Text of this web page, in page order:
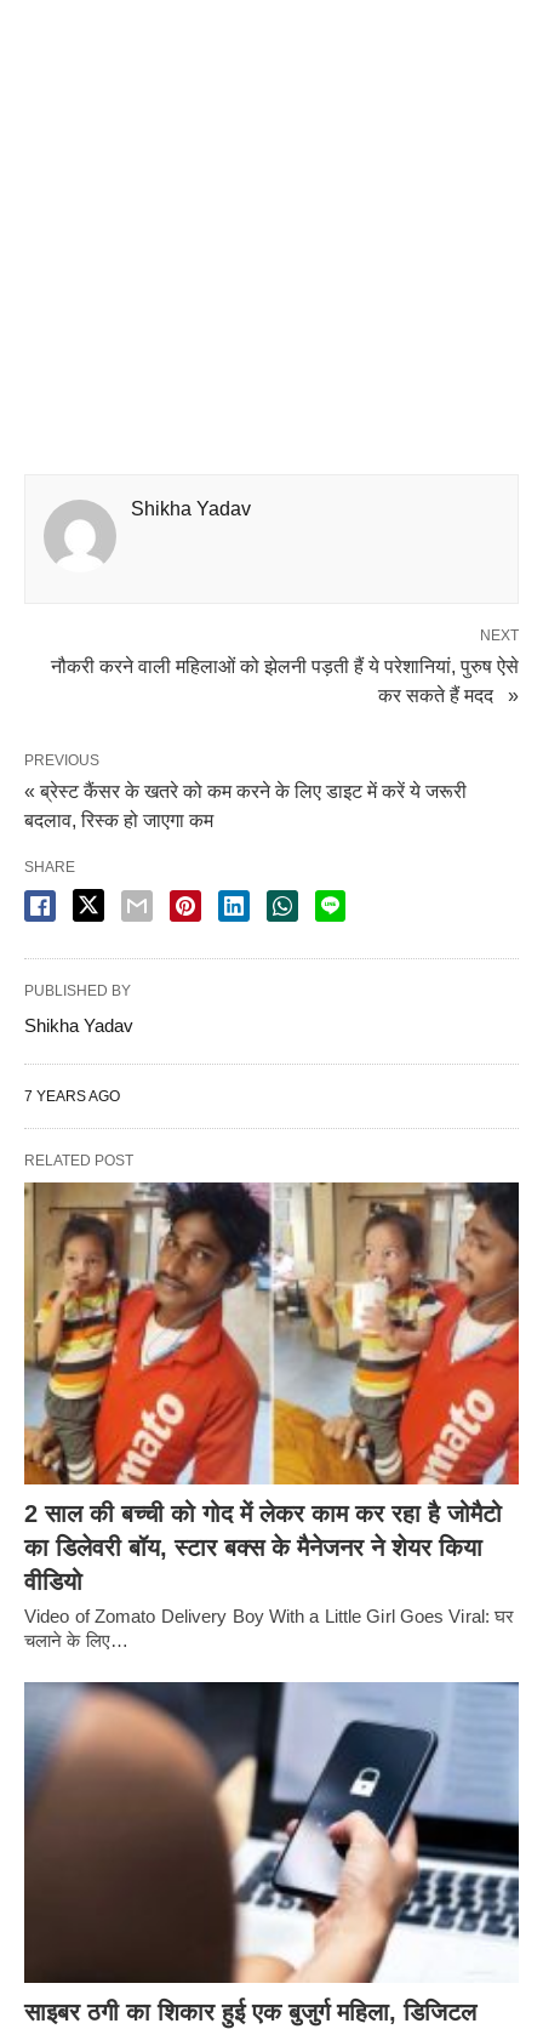
Shikha Yadav
NEXT
नौकरी करने वाली महिलाओं को झेलनी पड़ती हैं ये परेशानियां, पुरुष ऐसे
कर सकते हैं मदद »
PREVIOUS
« ब्रेस्ट कैंसर के खतरे को कम करने के लिए डाइट में करें ये जरूरी
बदलाव, रिस्क हो जाएगा कम
SHARE
PUBLISHED BY
Shikha Yadav
7 YEARS AGO
RELATED POST
2 साल की बच्ची को गोद में लेकर काम कर रहा है जोमैटो
का डिलेवरी बॉय, स्टार बक्स के मैनेजनर ने शेयर किया
वीडियो
Video of Zomato Delivery Boy With a Little Girl Goes Viral: घर
चलाने के लिए…
साइबर ठगी का शिकार हुई एक बुजुर्ग महिला, डिजिटल